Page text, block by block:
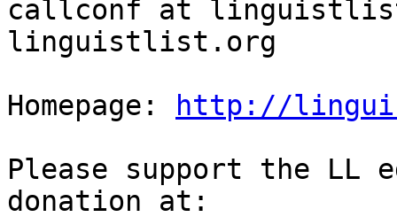
callconf at
linguistlist.org
Homepage:
http://
Please support the LL
donation at: